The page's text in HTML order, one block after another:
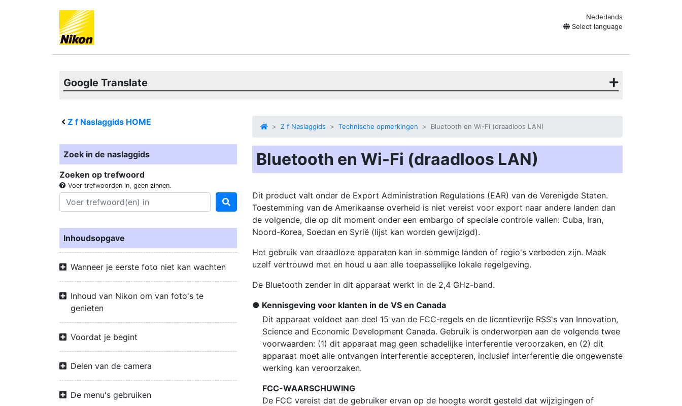
Nederlands
Select language
Google Translate
Z f Naslaggids HOME
Zoek in de naslaggids
Zoeken op trefwoord
Voer trefwoorden in, geen zinnen.
Inhoudsopgave
Wanneer je eerste foto niet kan wachten
Inhoud van Nikon om van foto's te
genieten
Voordat je begint
Delen van de camera
De menu's gebruiken
Z f Naslaggids Technische opmerkingen Bluetooth en Wi-Fi (draadloos LAN)
Bluetooth en Wi-Fi (draadloos LAN)
Dit product valt onder de Export Administration Regulations (EAR) van de Verenigde Staten.
Toestemming van de Amerikaanse overheid is niet vereist voor export naar andere landen dan
de volgende, die op dit moment onder een embargo of speciale controle vallen: Cuba, Iran,
Noord-Korea, Soedan en Syrië (lijst kan worden gewijzigd).
Het gebruik van draadloze apparaten kan in sommige landen of regio's verboden zijn. Maak
uzelf vertrouwd met en houd u aan alle toepasselijke lokale regelgeving.
De Bluetooth zender in dit apparaat werkt in de 2,4 GHz-band.
Kennisgeving voor klanten in de VS en Canada
Dit apparaat voldoet aan deel 15 van de FCC-regels en de licentievrije RSS's van Innovation,
Science and Economic Development Canada. Gebruik is onderworpen aan de volgende twee
voorwaarden: (1) dit apparaat mag geen schadelijke interferentie veroorzaken, en (2) dit
apparaat moet alle ontvangen interferentie accepteren, inclusief interferentie die ongewenste
werking kan veroorzaken.
FCC-WAARSCHUWING
De FCC vereist dat de gebruiker ervan op de hoogte wordt gesteld dat wijzigingen of